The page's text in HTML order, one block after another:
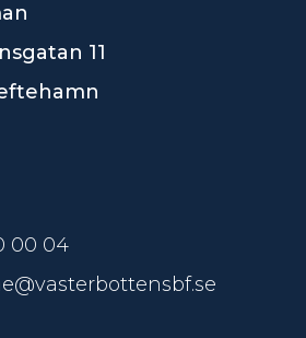
11
00 04